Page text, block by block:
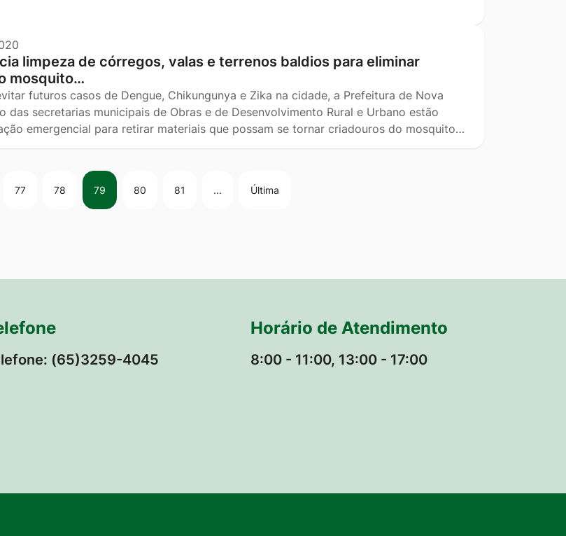
limpeza de córregos, valas e terrenos baldios para eliminar
mosquito…
futuros casos de Dengue, Chikungunya e Zika na cidade, a Prefeitura de Nova
das secretarias municipais de Obras e de Desenvolvimento Rural e Urbano estão
emergencial para retirar materiais que possam se tornar criadouros do mosquito…
77 78 79 80 81 ... Última
(65)3259-4045
Horário de Atendimento
8:00 - 11:00, 13:00 - 17:00